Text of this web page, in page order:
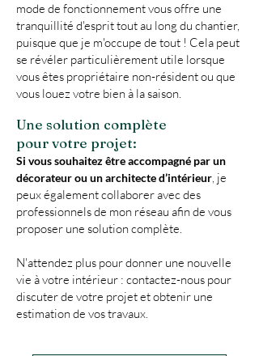
mode de fonctionnement vous offre une
tranquillité d'esprit tout au long du chantier,
puisque que je m'occupe de tout ! Cela peut
se révéler particulièrement utile lorsque
vous êtes propriétaire non-résident ou que
vous louez votre bien à la saison.
Une solution complète
pour votre projet:
Si vous souhaitez être accompagné par un
décorateur ou un architecte d’intérieur je
peux également collaborer avec des
professionnels de mon réseau afin de vous
proposer une solution complète.​
N'attendez plus pour donner une nouvelle
vie à votre intérieur : contactez-nous pour
discuter de votre projet et obtenir une
estimation de vos travaux.